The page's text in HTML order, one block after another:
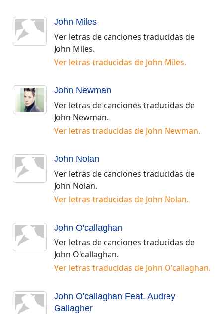
John Miles
Ver letras de canciones traducidas de
John Miles.
Ver letras traducidas de John Miles.
John Newman
Ver letras de canciones traducidas de
John Newman.
Ver letras traducidas de John Newman.
John Nolan
Ver letras de canciones traducidas de
John Nolan.
Ver letras traducidas de John Nolan.
John O'callaghan
Ver letras de canciones traducidas de
John O'callaghan.
Ver letras traducidas de John O'callaghan.
John O'callaghan Feat. Audrey
Gallagher